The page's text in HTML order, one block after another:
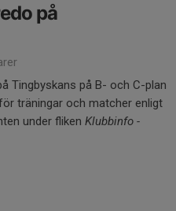
på
Tingbyskans på B- och C-plan
träningar och matcher enligt
under fliken Klubbinfo -